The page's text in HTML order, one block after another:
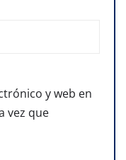
y web en
vez que